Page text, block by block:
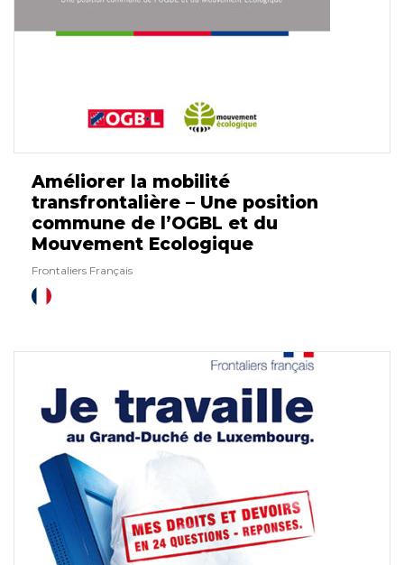
Améliorer la mobilité
transfrontalière – Une position
commune de l’OGBL et du
Mouvement Ecologique
Frontaliers Français